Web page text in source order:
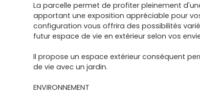
La parcelle permet de profiter pleinement
apportant une exposition appréciable pour
configuration vous offrira des possibilités
futur espace de vie en extérieur selon vos
Il propose un espace extérieur conséquent
de vie avec un jardin.
ENVIRONNEMENT